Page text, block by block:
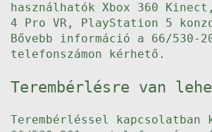
használhatók Xbox 360
4 Pro VR, PlayStation 5
Bővebb információ a 66/530-
telefonszámon kérhető.
Terembérlésre van
Terembérléssel